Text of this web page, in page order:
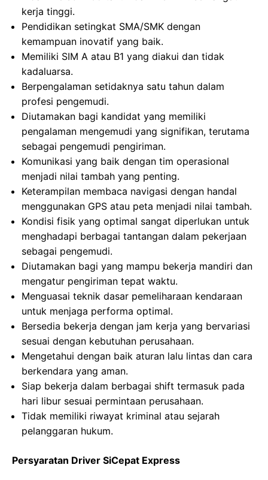
kerja tinggi.
Pendidikan setingkat SMA/SMK dengan
kemampuan inovatif yang baik.
Memiliki SIM A atau B1 yang diakui dan tidak
kadaluarsa.
Berpengalaman setidaknya satu tahun dalam
profesi pengemudi.
Diutamakan bagi kandidat yang memiliki
pengalaman mengemudi yang signifikan, terutama
sebagai pengemudi pengiriman.
Komunikasi yang baik dengan tim operasional
menjadi nilai tambah yang penting.
Keterampilan membaca navigasi dengan handal
menggunakan GPS atau peta menjadi nilai tambah.
Kondisi fisik yang optimal sangat diperlukan untuk
menghadapi berbagai tantangan dalam pekerjaan
sebagai pengemudi.
Diutamakan bagi yang mampu bekerja mandiri dan
mengatur pengiriman tepat waktu.
Menguasai teknik dasar pemeliharaan kendaraan
untuk menjaga performa optimal.
Bersedia bekerja dengan jam kerja yang bervariasi
sesuai dengan kebutuhan perusahaan.
Mengetahui dengan baik aturan lalu lintas dan cara
berkendara yang aman.
Siap bekerja dalam berbagai shift termasuk pada
hari libur sesuai permintaan perusahaan.
Tidak memiliki riwayat kriminal atau sejarah
pelanggaran hukum.
Persyaratan Driver SiCepat Express